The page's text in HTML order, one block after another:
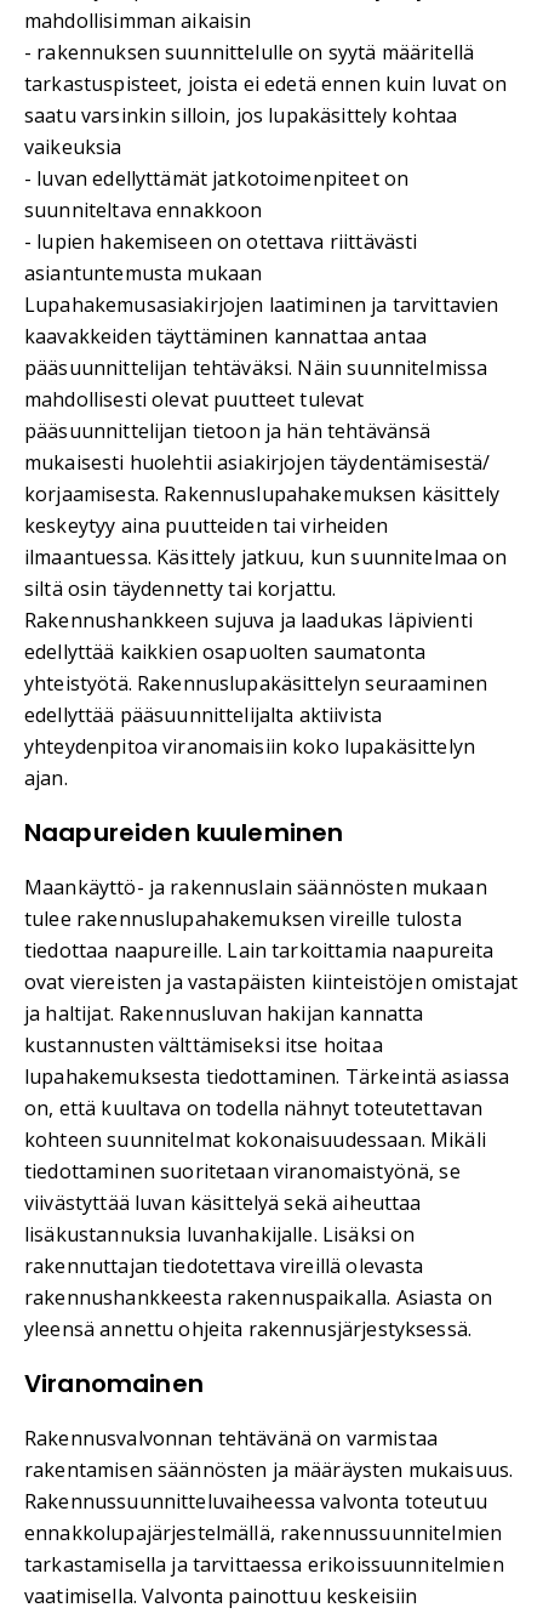
mahdollisimman aikaisin
- rakennuksen suunnittelulle on syytä määritellä
tarkastuspisteet, joista ei edetä ennen kuin luvat on
saatu varsinkin silloin, jos lupakäsittely kohtaa
vaikeuksia
- luvan edellyttämät jatkotoimenpiteet on
suunniteltava ennakkoon
- lupien hakemiseen on otettava riittävästi
asiantuntemusta mukaan
Lupahakemusasiakirjojen laatiminen ja tarvittavien
kaavakkeiden täyttäminen kannattaa antaa
pääsuunnittelijan tehtäväksi. Näin suunnitelmissa
mahdollisesti olevat puutteet tulevat
pääsuunnittelijan tietoon ja hän tehtävänsä
mukaisesti huolehtii asiakirjojen täydentämisestä/
korjaamisesta. Rakennuslupahakemuksen käsittely
keskeytyy aina puutteiden tai virheiden
ilmaantuessa. Käsittely jatkuu, kun suunnitelmaa on
siltä osin täydennetty tai korjattu.
Rakennushankkeen sujuva ja laadukas läpivienti
edellyttää kaikkien osapuolten saumatonta
yhteistyötä. Rakennuslupakäsittelyn seuraaminen
edellyttää pääsuunnittelijalta aktiivista
yhteydenpitoa viranomaisiin koko lupakäsittelyn
ajan.
Naapureiden kuuleminen
Maankäyttö- ja rakennuslain säännösten mukaan
tulee rakennuslupahakemuksen vireille tulosta
tiedottaa naapureille. Lain tarkoittamia naapureita
ovat viereisten ja vastapäisten kiinteistöjen omistajat
ja haltijat. Rakennusluvan hakijan kannatta
kustannusten välttämiseksi itse hoitaa
lupahakemuksesta tiedottaminen. Tärkeintä asiassa
on, että kuultava on todella nähnyt toteutettavan
kohteen suunnitelmat kokonaisuudessaan. Mikäli
tiedottaminen suoritetaan viranomaistyönä, se
viivästyttää luvan käsittelyä sekä aiheuttaa
lisäkustannuksia luvanhakijalle. Lisäksi on
rakennuttajan tiedotettava vireillä olevasta
rakennushankkeesta rakennuspaikalla. Asiasta on
yleensä annettu ohjeita rakennusjärjestyksessä.
Viranomainen
Rakennusvalvonnan tehtävänä on varmistaa
rakentamisen säännösten ja määräysten mukaisuus.
Rakennussuunnitteluvaiheessa valvonta toteutuu
ennakkolupajärjestelmällä, rakennussuunnitelmien
tarkastamisella ja tarvittaessa erikoissuunnitelmien
vaatimisella. Valvonta painottuu keskeisiin